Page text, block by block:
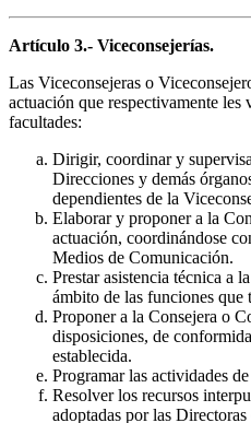
Artículo 3.- Viceconsejerías.
Las Viceconsejeras o
actuación que respectivamente les
facultades:
Dirigir, coordinar y
Direcciones y demás
dependientes de la
Elaborar y proponer a la
actuación, coordinándose
Medios de Comunicación.
Prestar asistencia técnica a
ámbito de las funciones que
Proponer a la Consejera o
disposiciones, de
establecida.
Programar las actividades
Resolver los recursos
adoptadas por las